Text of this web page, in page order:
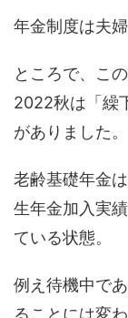
年金制度は夫
ところで、こ
2022秋は「繰
がありました。
老齢基礎年金
生年金加入実
ている状態。
例え待機中で
ることには変